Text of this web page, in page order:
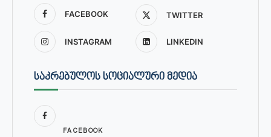
FACEBOOK TWITTER
INSTAGRAM LINKEDIN
ᲡᲐᲙᲠᲔᲑᲣᲚᲝᲡ ᲡᲝᲪᲘᲐᲚᲣᲠᲘ ᲛᲔᲓᲘᲐ
FACEBOOK